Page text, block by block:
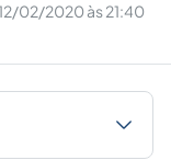
02/2020 às 21:40